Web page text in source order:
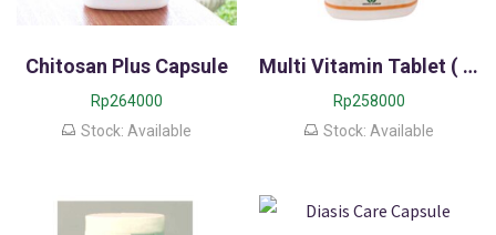
Chitosan Plus Capsule
Rp264000
Stock: Available
Multi Vitamin Tablet ( For Children & Adults)
Rp258000
Stock: Available